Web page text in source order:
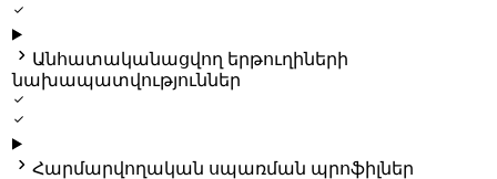

 Անհատականացվող երթուղիների
նախապատվություններ


 Հարմարվողական սպառման պրոֆիլներ